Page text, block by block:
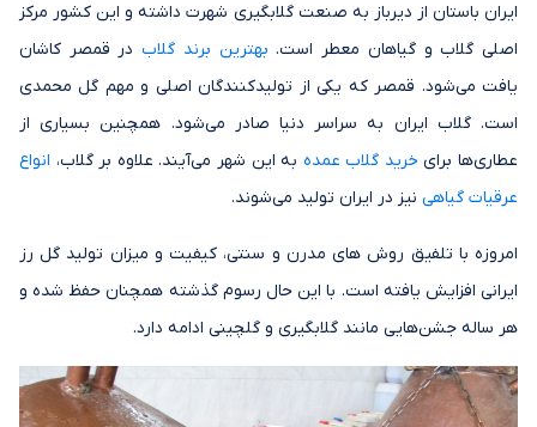
ایران باستان از دیرباز به صنعت گلابگیری شهرت داشته و این کشور مرکز
اصلی گلاب و گیاهان معطر است. بهترین برند گلابدر قمصر کاشان
یافت می‌شود. قمصر که یکی از تولیدکنندگان اصلی و مهم گل محمدی
است. گلاب ایران به سراسر دنیا صادر می‌شود. همچنین بسیاری از
عطاری‌ها برای خرید گلاب عمده به این شهر می‌آیند. علاوه بر گلاب، انواع
عرقیات گیاهی نیز در ایران تولید می‌شوند.
امروزه با تلفیق روش های مدرن و سنتی، کیفیت و میزان تولید گل رز
ایرانی افزایش یافته است. با این حال رسوم گذشته همچنان حفظ شده و
هر ساله جشن‌هایی مانند گلابگیری و گلچینی ادامه دارد.